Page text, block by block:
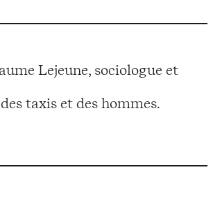
Lejeune, sociologue et
taxis et des hommes.